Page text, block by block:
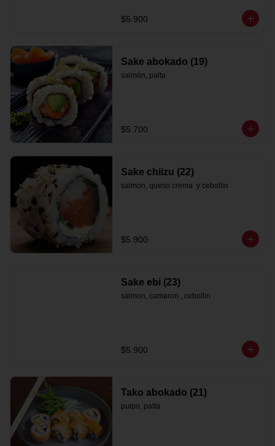
$5.900
Sake abokado (19)
salmón, palta
$5.700
Sake chiizu (22)
salmon, queso crema  y cebollin
$5.900
Sake ebi (23)
salmon, camaron , cebollin
$5.900
Tako abokado (21)
pulpo, palta